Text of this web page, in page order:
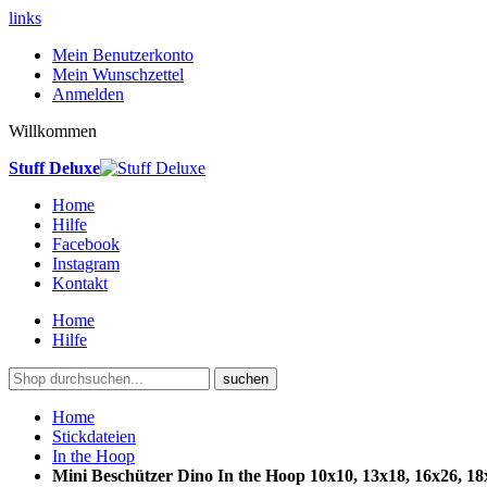
links
Mein Benutzerkonto
Mein Wunschzettel
Anmelden
Willkommen
Stuff Deluxe
Home
Hilfe
Facebook
Instagram
Kontakt
Home
Hilfe
suchen
Home
Stickdateien
In the Hoop
Mini Beschützer Dino In the Hoop 10x10, 13x18, 16x26,